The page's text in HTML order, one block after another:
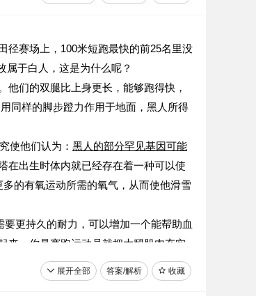
径赛场上，100米短跑最快的前25名里没
属于白人，这是为什么呢？
们的双腿比上身更长，能够跑得快，
同样的脚步蹬力作用于地面，黑人所得
使他们认为： 黑人的部分罕见基因可能
在出生时体内就已经存在着一种可以使
的有氧运动所需的氧气，从而使他滑雪
更持久的耐力，可以增加一个能帮助血
，你是赛跑运动员就把大腿肌肉充实
收藏
答案/解析
展开全部